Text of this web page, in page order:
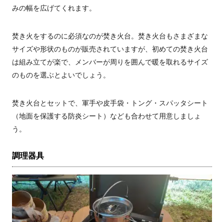
みの幅を広げてくれます。
焚き火をするのに必須なのが焚き火台。焚き火台もさまざまな
サイズや形状のものが販売されていますが、初めての焚き火台
は組み立てが楽で、メンバーが周りを囲んで暖を取れるサイズ
のものを選ぶとよいでしょう。
焚き火台とセットで、軍手や皮手袋・トング・スパッタシート
（地面を保護する防炎シート）なども合わせて用意しましょ
う。
調理器具